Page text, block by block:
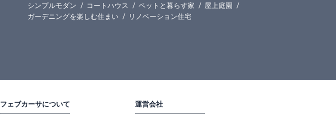
シンプルモダン
コートハウス ペットと暮らす家
屋上庭園
ガーデニングを楽しむ住まい
リノベーション住宅
フェブカーサについて 運営会社